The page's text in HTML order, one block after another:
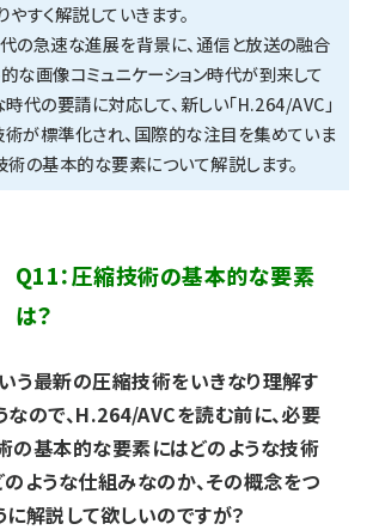
すく解説していきます。
の急速な進展を背景に、通信と放送の融合
な画像コミュニケーション時代が到来して
時代の要請に対応して、新しい「H.264/AVC」
が標準化され、国際的な注目を集めていま
術の基本的な要素について解説します。
Q11：圧縮技術の基本的な要素
は？
う最新の圧縮技術をいきなり理解す
なので、H.264/AVCを読む前に、必要
の基本的な要素にはどのような技術
のような仕組みなのか、その概念をつ
に解説して欲しいのですが？